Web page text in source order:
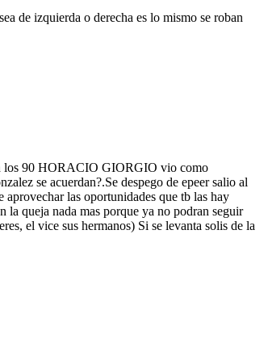
de izquierda o derecha es lo mismo se roban
los 90 HORACIO GIORGIO vio como
se acuerdan?.Se despego de epeer salio al
las oportunidades que tb las hay
la queja nada mas porque ya no podran seguir
el vice sus hermanos) Si se levanta solis de la